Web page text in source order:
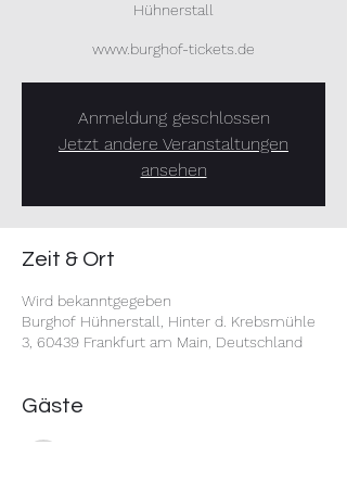
Hühnerstall
www.burghof-tickets.de
Anmeldung geschlossen
Jetzt andere Veranstaltungen
ansehen
Zeit & Ort
Wird bekanntgegeben
Burghof Hühnerstall, Hinter d. Krebsmühle
3, 60439 Frankfurt am Main, Deutschland
Gäste